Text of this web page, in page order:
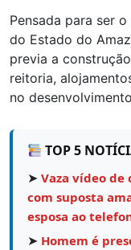
Pensada para ser
do Estado do
previa a
reitoria,
no
TOP 5
➤ Vaza vídeo de
com suposta
esposa ao
➤ Homem é